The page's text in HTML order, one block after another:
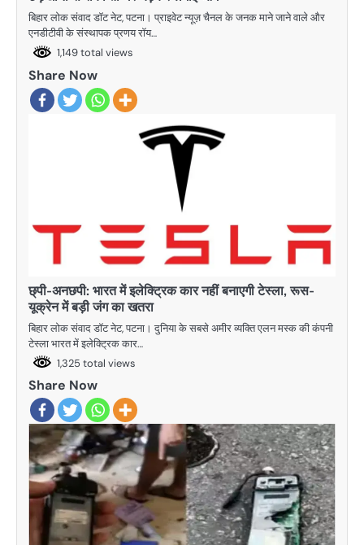
बिहार लोक संवाद डॉट नेट, पटना। प्राइवेट न्यूज़ चैनल के जनक माने जाने वाले और
एनडीटीवी के संस्थापक प्रणय रॉय…
1,149 total views
Share Now
छ्पी-अनछपी: भारत में इलेक्ट्रिक कार नहीं बनाएगी टेस्ला, रूस-
यूक्रेन में बड़ी जंग का खतरा
बिहार लोक संवाद डॉट नेट, पटना। दुनिया के सबसे अमीर व्यक्ति एलन मस्क की कंपनी
टेस्ला भारत में इलेक्ट्रिक कार…
1,325 total views
Share Now